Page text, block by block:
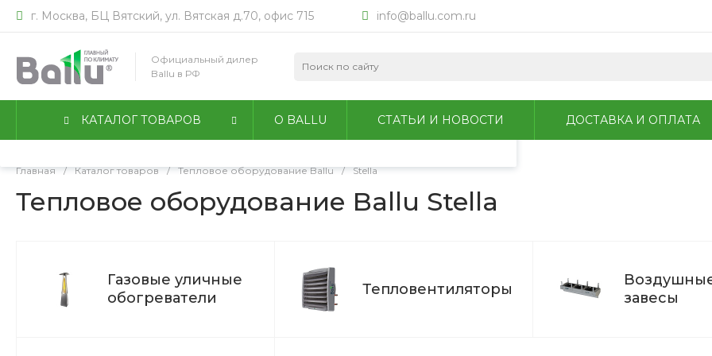
работы сайта. Оставаясь на сайте, вы соглашаетесь с
конфиденциальности.
Принимаю Подробнее
г. Москва, БЦ Вятский, ул. Вятская д.70, офис 715 info@ballu.com.ru
Официальный дилер
Ballu в РФ
КАТАЛОГ ТОВАРОВ О BALLU СТАТЬИ И НОВОСТИ ДОСТАВКА И ОПЛАТА
Главная / Каталог товаров / Тепловое оборудование Ballu / Stella
Тепловое оборудование Ballu Stella
Газовые уличные
обогреватели
Тепловентиляторы
завесы